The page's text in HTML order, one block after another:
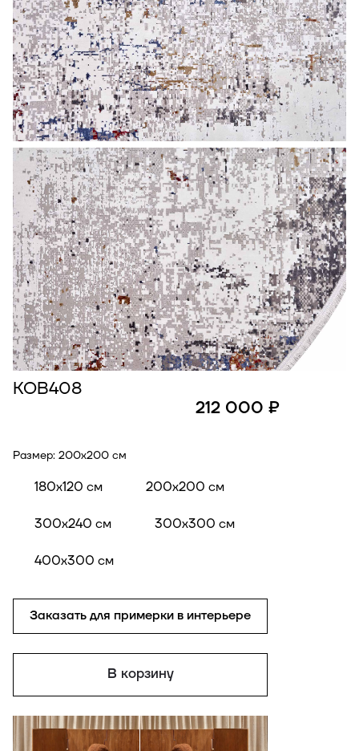
КОВ408
Размер: 200x200 см
180x120 см 200x200 см
300x240 см 300x300 см
400x300 см
Заказать для примерки в интерьере
В корзину
212 000 ₽